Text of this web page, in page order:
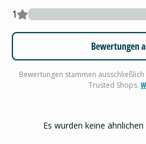
1
Bewertungen
Bewertungen stammen
Trusted Shops.
Es wurden keine